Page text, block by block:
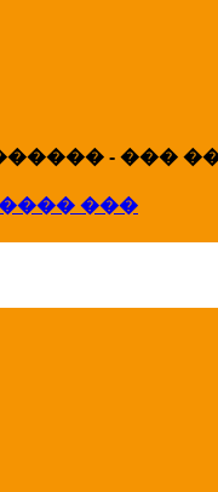
- ���
���